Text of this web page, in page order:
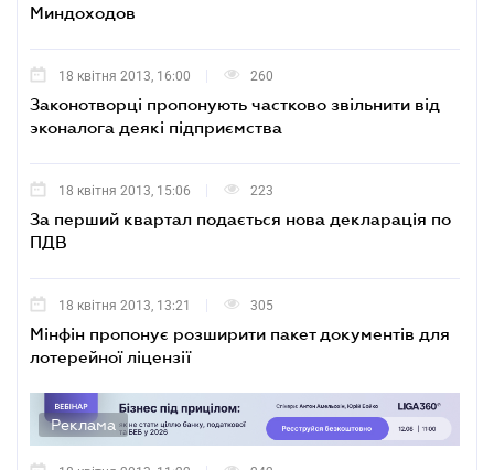
Миндоходов
18 квітня 2013, 16:00 260
Законотворці пропонують частково звільнити від
эконалога деякі підприємства
18 квітня 2013, 15:06 223
За перший квартал подається нова декларація по
ПДВ
18 квітня 2013, 13:21 305
Мінфін пропонує розширити пакет документів для
лотерейної ліцензії
Реклама